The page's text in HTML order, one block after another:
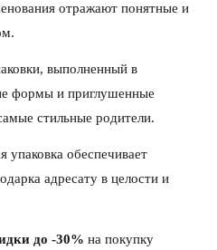
отражают понятные и
выполненный в
формы и приглушенные
стильные родители.
упаковка обеспечивает
адресату в целости и
до -30% на покупку